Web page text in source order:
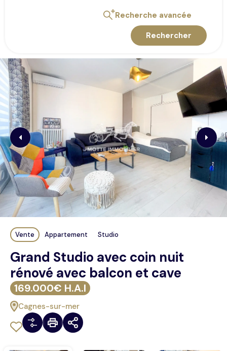
Recherche avancée
Rechercher
Vente Appartement Studio
Grand Studio avec coin nuit
rénové avec balcon et cave
169.000€ H.A.I
Cagnes-sur-mer